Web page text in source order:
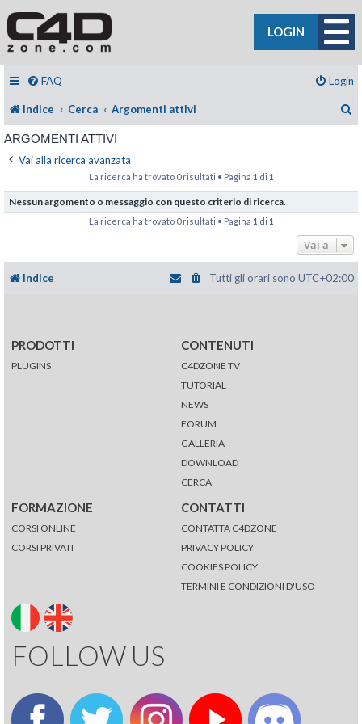
LOGIN
FAQ Login
Indice Cerca Argomenti attivi
ARGOMENTI ATTIVI
Vai alla ricerca avanzata
La ricerca ha trovato 0 risultati • Pagina 1 di 1
Nessun argomento o messaggio con questo criterio di ricerca.
La ricerca ha trovato 0 risultati • Pagina 1 di 1
Vai a
Indice Tutti gli orari sono UTC+02:00
PRODOTTI
PLUGINS
CONTENUTI
C4DZONE TV
TUTORIAL
NEWS
FORUM
GALLERIA
DOWNLOAD
CERCA
FORMAZIONE
CORSI ONLINE
CORSI PRIVATI
CONTATTI
CONTATTA C4DZONE
PRIVACY POLICY
COOKIES POLICY
TERMINI E CONDIZIONI D'USO
FOLLOW US